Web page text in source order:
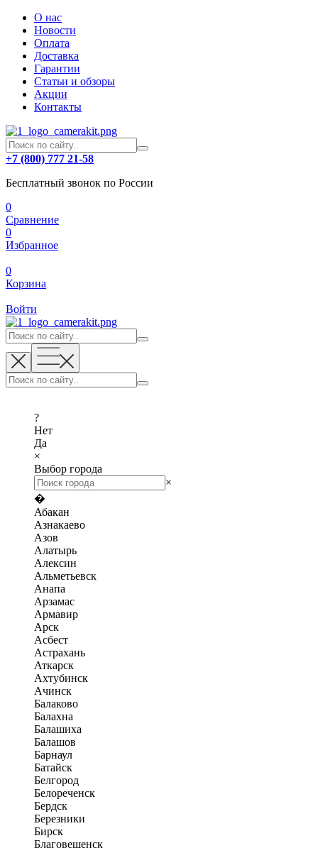
О нас
Новости
Оплата
Доставка
Гарантии
Статьи и обзоры
Акции
Контакты
+7 (800) 777 21-58
Бесплатный звонок по России
0
Сравнение
0
Избранное
0
Корзина
Войти
?
Нет
Да
×
Выбор города
×
�
Абакан
Азнакаево
Азов
Алатырь
Алексин
Альметьевск
Анапа
Арзамас
Армавир
Арск
Асбест
Астрахань
Аткарск
Ахтубинск
Ачинск
Балаково
Балахна
Балашиха
Балашов
Барнаул
Батайск
Белгород
Белореченск
Бердск
Березники
Бирск
Благовещенск